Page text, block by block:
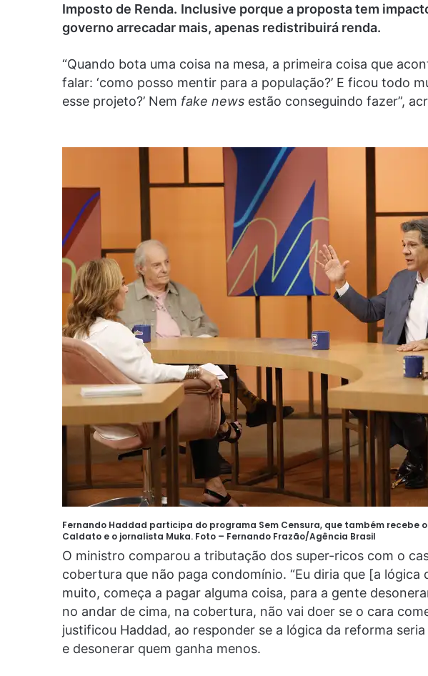
Imposto de Renda. Inclusive porque a proposta tem
governo arrecadar mais, apenas redistribuirá renda.
“Quando bota uma coisa na mesa, a primeira coisa que
falar: ‘como posso mentir para a população?’ E ficou todo
esse projeto?’ Nem fake news estão conseguindo fazer”,
Fernando Haddad participa do programa Sem Censura, que também recebe
Caldato e o jornalista Muka. Foto – Fernando Frazão/Agência Brasil
O ministro comparou a tributação dos super-ricos com o
cobertura que não paga condomínio. “Eu diria que [a
muito, começa a pagar alguma coisa, para a gente
no andar de cima, na cobertura, não vai doer se o cara
justificou Haddad, ao responder se a lógica da reforma
e desonerar quem ganha menos.